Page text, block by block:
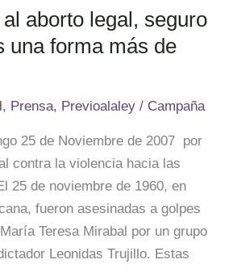
aborto legal, seguro
una forma más de
, Prensa, Previoalaley / Campaña
25 de Noviembre de 2007 por
contra la violencia hacia las
25 de noviembre de 1960, en
fueron asesinadas a golpes
Teresa Mirabal por un grupo
Leonidas Trujillo. Estas